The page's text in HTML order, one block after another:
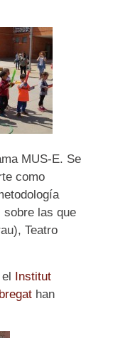
MUS-E. Se
como
las que
Teatro
Institut
han